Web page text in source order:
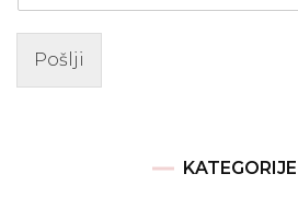
Pošlji
KATEGORIJE